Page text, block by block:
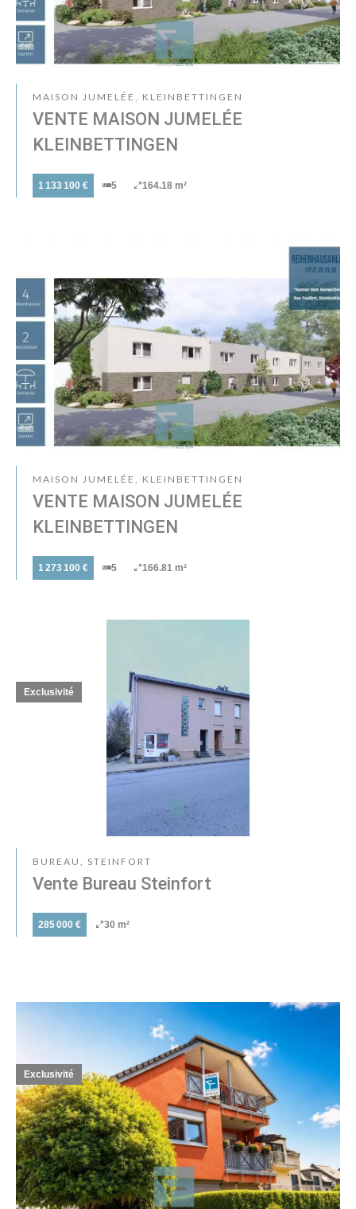
MAISON JUMELÉE, KLEINBETTINGEN
VENTE MAISON JUMELÉE
KLEINBETTINGEN
1 133 100 € 5 164.18 m²
MAISON JUMELÉE, KLEINBETTINGEN
VENTE MAISON JUMELÉE
KLEINBETTINGEN
1 273 100 € 5 166.81 m²
BUREAU, STEINFORT
Vente Bureau Steinfort
285 000 € 30 m²
Exclusivité
Exclusivité